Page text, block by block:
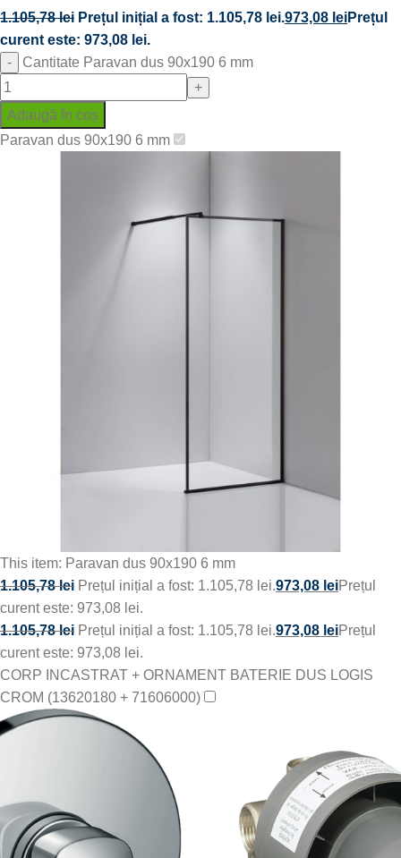
1.105,78lei Prețul inițial a fost: 1.105,78 lei.973,08 leiPrețul
curent este: 973,08 lei.
Cantitate Paravan dus 90x190 6 mm
Adaugă în coș
Paravan dus 90x190 6 mm
This item: Paravan dus 90x190 6 mm
1.105,78lei Prețul inițial a fost: 1.105,78 lei.973,08 leiPrețul
curent este: 973,08 lei.
1.105,78lei Prețul inițial a fost: 1.105,78 lei.973,08 leiPrețul
curent este: 973,08 lei.
CORP INCASTRAT + ORNAMENT BATERIE DUS LOGIS
CROM (13620180 + 71606000)